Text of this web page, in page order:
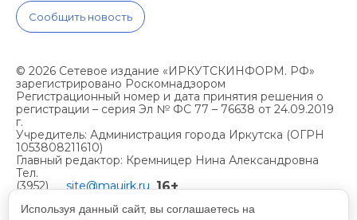
Сообщить новость
© 2026 Сетевое издание «ИРКУТСКИНФОРМ. РФ»
зарегистрировано Роскомнадзором
Регистрационный номер и дата принятия решения о
регистрации – серия Эл № ФС 77 – 76638 от 24.09.2019
г.
Учредитель: Администрация города Иркутска (ОГРН
1053808211610)
Главный редактор: Кремницер Нина Александровна
Тел.
(3952)
site@mauirk.ru 16+
Используя данный сайт, вы соглашаетесь на